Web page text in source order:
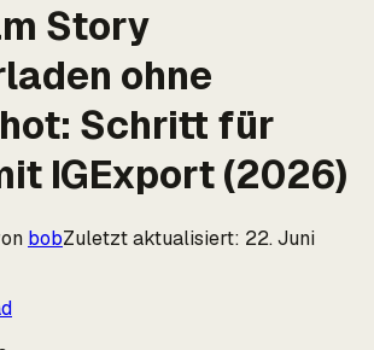
Story
ohne
Schritt für
IGExport (2026)
bobZuletzt aktualisiert: 22. Juni